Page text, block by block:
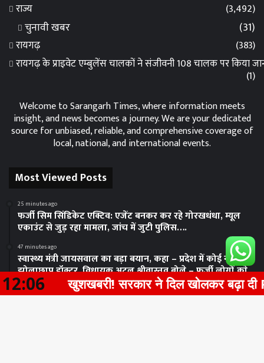
राज्य
(3,492)
चुनावी खबर (31)
रायगढ़
(383)
रायगढ़ के प्राइवेट एम्बुलेंस चालकों ने संजीवनी 108 चालक पर किया
(1)
Welcome to Sarangarh Times, where information meets
insight, and news becomes a journey. We are your dedicated
source for unbiased, reliable, and comprehensive coverage of
local, national, and international events.
Most Viewed Posts
25 minutes ago
फर्जी सिम सिंडिकेट एक्टिव: एजेंट बनकर कर रहे गोरखधंधा, म्यूल
एकाउंट से जुड़ रहा मामला, जांच में जुटी पुलिस….
47 minutes ago
स्वास्थ्य मंत्री जायसवाल का बड़ा बयान, कहा – प्रदेश में कोई नहीं है
झोलाछाप डॉक्टर, विधायक अटल श्रीवास्तव बोले – फर्जी लोगों काे
समर्थन न दें मंत्री….
Facebook Twitter WhatsApp Telegram Viber
खुशखबरी! सरकार ने दिल खोलकर बढ़ा दी
12:06